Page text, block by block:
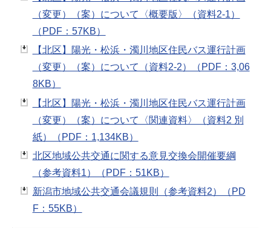
（変更）（案）について〈概要版〉（資料2-1）
（PDF：57KB）
【北区】陽光・松浜・濁川地区住民バス運行計画
（変更）（案）について（資料2-2）（PDF：3,06
8KB）
【北区】陽光・松浜・濁川地区住民バス運行計画
（変更）（案）について〈関連資料〉（資料2 別
紙）（PDF：1,134KB）
北区地域公共交通に関する意見交換会開催要綱
（参考資料1）（PDF：51KB）
新潟市地域公共交通会議規則（参考資料2）（PD
F：55KB）